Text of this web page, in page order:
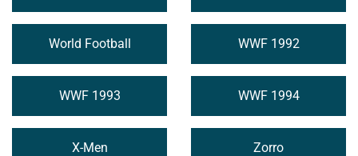
World Football WWF 1992
WWF 1993 WWF 1994
X-Men Zorro